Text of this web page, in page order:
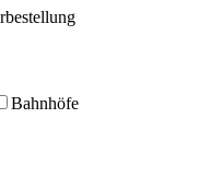
Bahnhöfe